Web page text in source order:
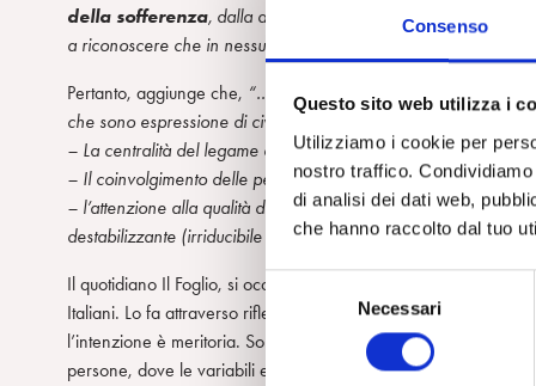
Consenso
Questo sito web utilizza i
Utilizziamo i cookie per
nostro traffico.
di analisi dei dati web,
che hanno raccolto dal tuo
S
e
e
Necessari
della sofferenza, dalla difficoltà di realizzazione di un
a riconoscere che in nessun caso la cura possa essere ridotta
Pertanto, aggiunge che, “… Demolire la legge 180(un
che sono espressione di civiltà e di democrazia, prima di ogni
– La centralità del legame della cura con la comunità di
– Il coinvolgimento delle persone sofferenti e dei loro familiari
– l’attenzione alla qualità della vita (affettiva, erotica,
destabilizzante (irriducibile in una sua parte ad ogni progetto
Il quotidiano Il Foglio, si occupa con una certa regolarità
Italiani. Lo fa attraverso riflessioni di studiosi ma soprattutto di
l’intenzione è meritoria. Soprattutto, perché stiamo parlando
persone, dove le variabili economiche e sociali hanno un